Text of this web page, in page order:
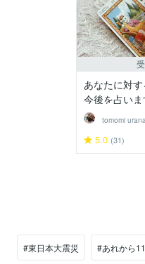
あなたに対
今後を占いま
tomomi
5.0 (31)
#東日本大震災 #あれから